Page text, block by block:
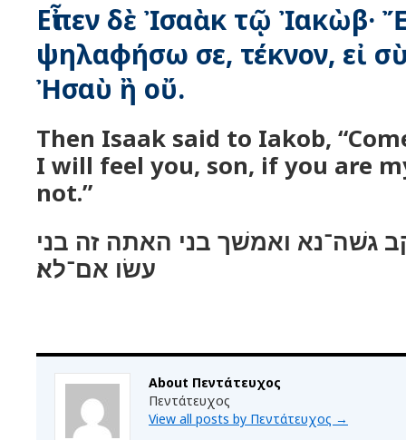
Εἶπεν δὲ Ἰσαὰκ τῷ Ἰακὼβ·
ψηλαφήσω σε, τέκνον, εἰ σὺ
Ἠσαὺ ἢ οὔ.
Then Isaak said to Iakob,
I will feel you, son, if you are
not.”
גשׁה־נא ואמשׁך בני האתה זה בני
עשׂו אם־לא׃
About Πεντάτευχος
Πεντάτευχος
View all posts by Πεντάτευχος →